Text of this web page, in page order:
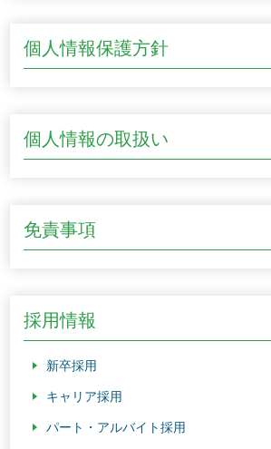
個人情報保護方針
個人情報の取扱い
免責事項
採用情報
新卒採用
キャリア採用
パート・アルバイト採用